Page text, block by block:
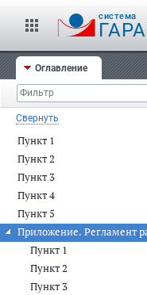
cистема
Оглавление
Свернуть
Пункт 1
Пункт 2
Пункт 3
Пункт 4
Пункт 5
Приложение. Регламент
Пункт 1
Пункт 2
Пункт 3